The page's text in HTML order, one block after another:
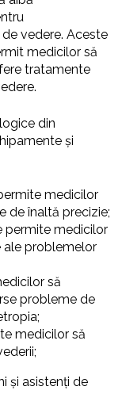
vedere. Aceste
medicilor să
tratamente
din
și
medicilor
de înaltă precizie;
permite medicilor
ale problemelor
să
probleme de
medicilor să
și asistenți de